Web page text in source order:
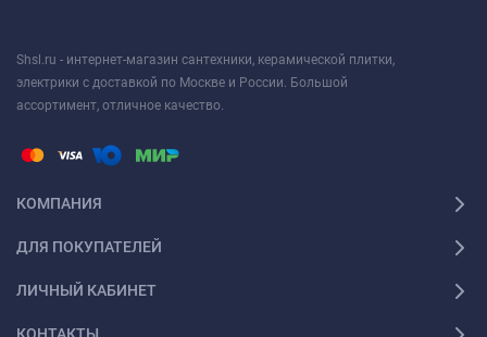
Shsl.ru - интернет-магазин сантехники, керамической плитки,
электрики с доставкой по Москве и России. Большой
ассортимент, отличное качество.
КОМПАНИЯ
ДЛЯ ПОКУПАТЕЛЕЙ
ЛИЧНЫЙ КАБИНЕТ